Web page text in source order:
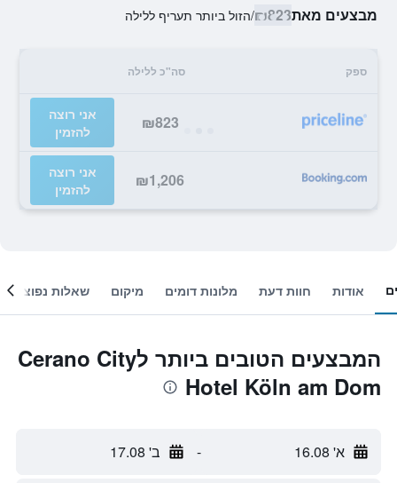
מבצעים מאת₪823
/הזול ביותר תעריף ללילה
ספק סה"כ ללילה
₪823
אני רוצה
להזמין
₪1,206
אני רוצה
להזמין
אודות חוות דעת מלונות דומים מיקום שאלות נפוצות
המבצעים הטובים ביותר לCerano City
Hotel Köln am Dom
א' 16.08 - ב' 17.08